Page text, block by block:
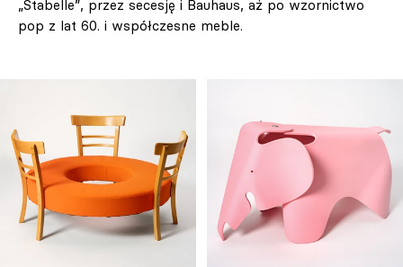
„Stabelle”, przez secesję i Bauhaus, aż po wzornictwo
pop z lat 60. i współczesne meble.